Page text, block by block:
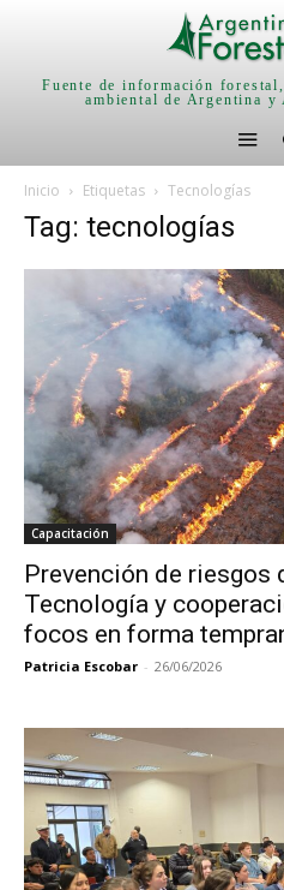
Fuente de información
ambiental de Argentina y
Inicio Etiquetas Tecnologías
Tag: tecnologías
Capacitación
Prevención de riesgos
Tecnología y
focos en forma
Patricia Escobar - 26/06/2026